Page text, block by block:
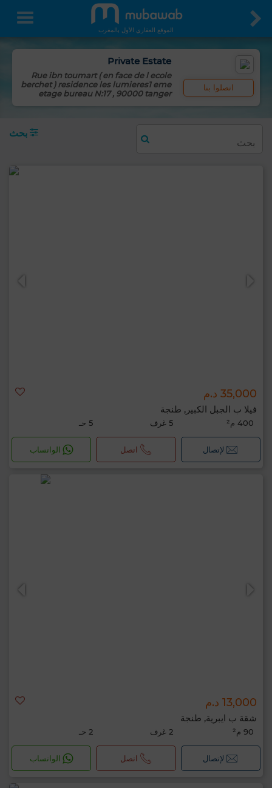
الموقع العقاري الأول بالمغرب
اتصلوا بنا
Private Estate
Rue ibn toumart ( en face de l ecole
berchet ) residence les lumieres1 eme
etage bureau N:17 , 90000 tanger
بحث
35,000 د.م
فيلا ب الجبل الكبير, طنجة
400 م² 5 غرف 5 حـ
لإتصال اتصل الواتساب
13,000 د.م
شقة ب ايبرية, طنجة
90 م² 2 غرف 2 حـ
لإتصال اتصل الواتساب